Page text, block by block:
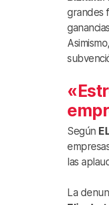
grandes
Según
las
La